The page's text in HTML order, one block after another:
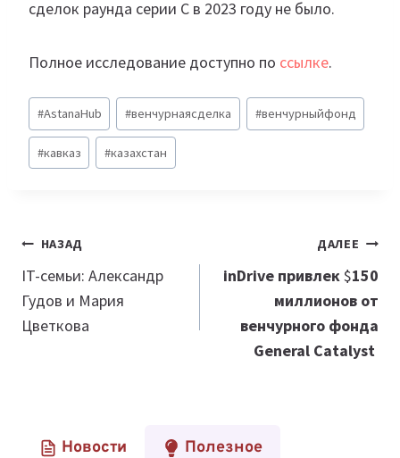
сделок раунда серии C в 2023 году не было.
Полное исследование доступно по ссылке.
Метки
записи:
#AstanaHub #венчурнаясделка #венчурныйфонд
#кавказ #казахстан
Навигация
по
записям
НАЗАД
IT-семьи: Александр
Гудов и Мария
Цветкова
ДАЛЕЕ
inDrive привлек$150
миллионов от
венчурного фонда
General Catalyst
Новости Полезное